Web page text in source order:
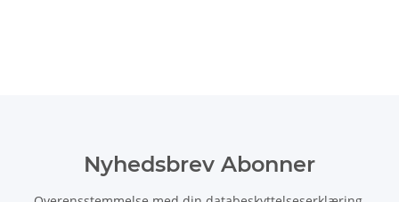
Nyhedsbrev Abonner